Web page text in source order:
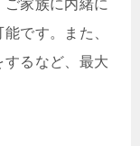
家族に内緒に
です。また、
するなど、最大